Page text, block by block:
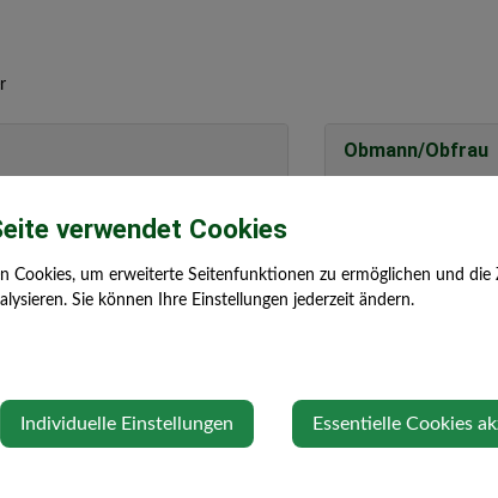
Obmann/Obfrau
Standort
verwendet Cookies
Cookies, um erweiterte Seitenfunktionen zu ermöglichen und die
Sie können Ihre Einstellungen jederzeit ändern.
Individuelle Einstellungen Essentielle Cookies